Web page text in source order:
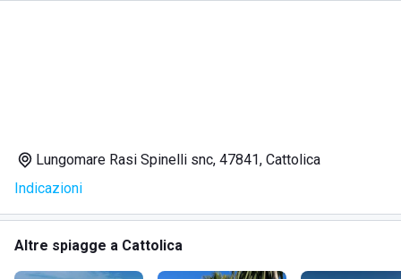
Lungomare Rasi Spinelli snc, 47841, Cattolica
Indicazioni
Altre spiagge a Cattolica